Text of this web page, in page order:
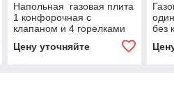
Напольная газовая плита
1 конфорочная с
клапаном и 4 горелками
Цену уточняйте
без